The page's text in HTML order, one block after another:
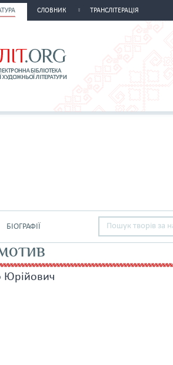
СЛОВНИК ТРАНСЛІТЕРАЦІЯ
БІОГРАФІЇ
Юрійович